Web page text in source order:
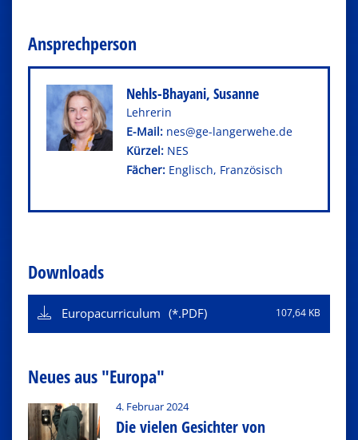
Ansprechperson
Nehls-Bhayani, Susanne
Leh­re­rin
E-Mail: nes@ge-langerwehe.de
Kürzel: NES
Fä­cher:Eng­lisch, Fran­zö­sisch
Downloads
Europacurriculum 107,64 KB
Neues aus "Europa"
4. Februar 2024
Die vielen Gesichter von